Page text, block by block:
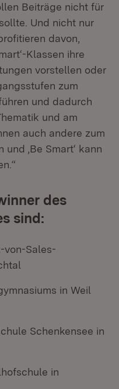
Beiträge nicht für
Und nicht nur
davon,
Klassen ihre
vorstellen oder
zum
und dadurch
und am
auch andere zum
‚Be Smart‘ kann
des
sind:
von-Sales-
in Weil
Schenkensee in
in